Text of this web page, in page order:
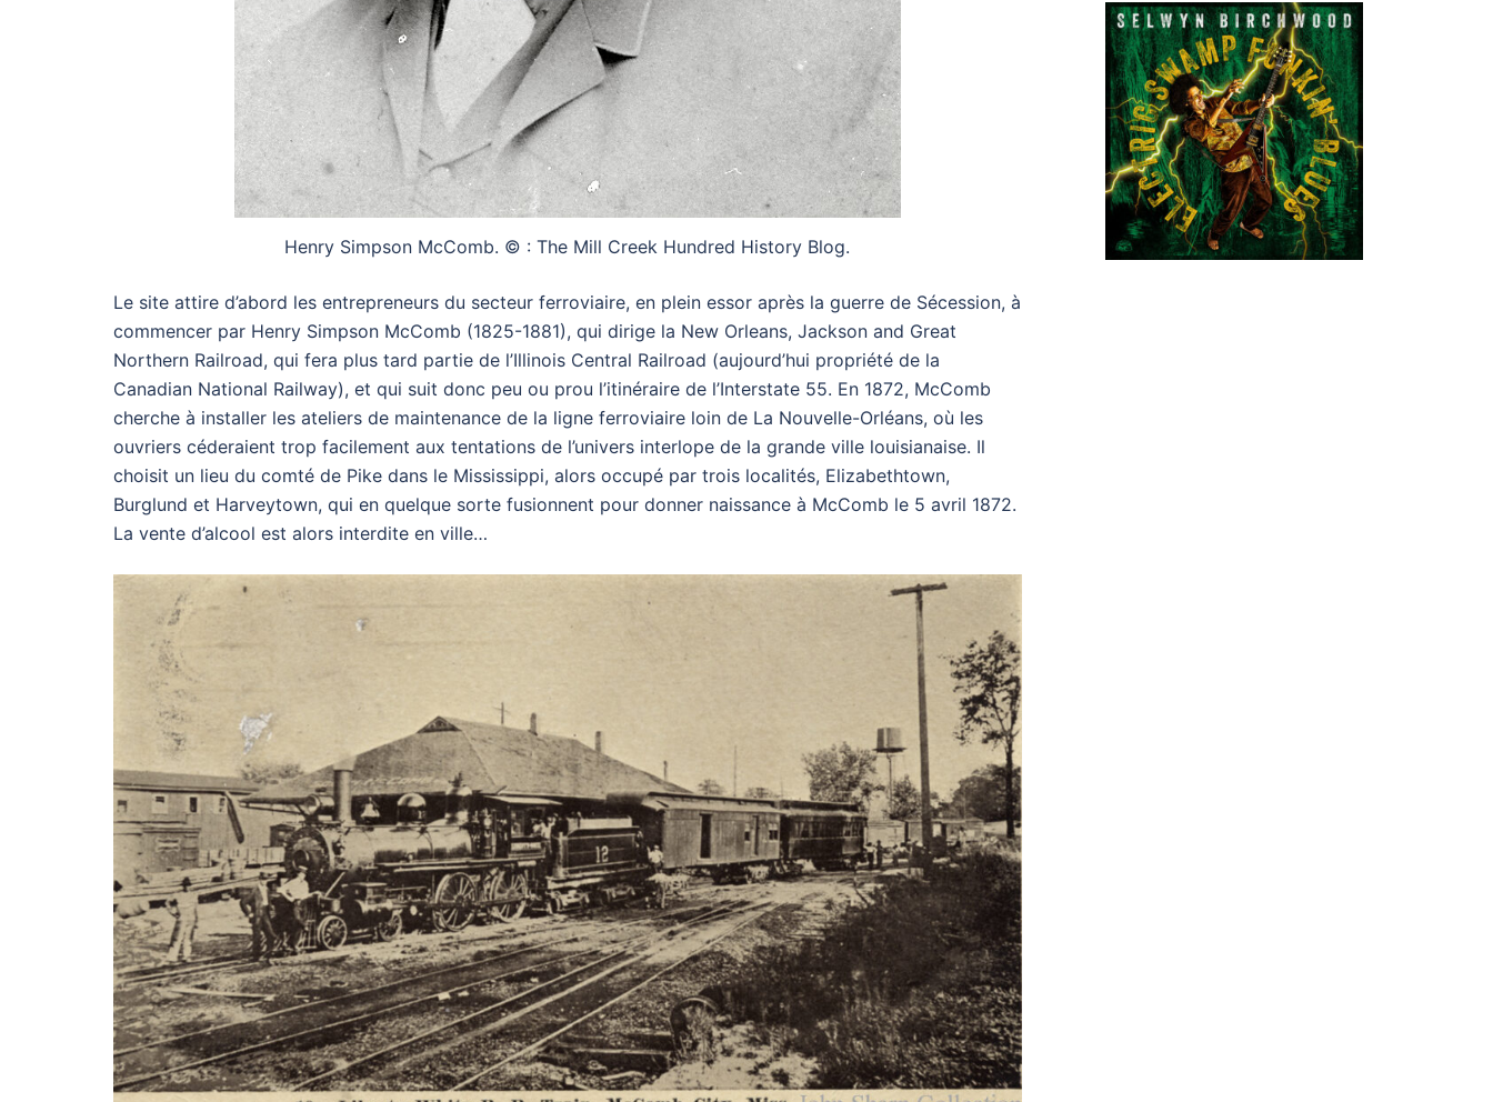
Henry Simpson McComb. © : The Mill Creek Hundred History Blog.
Le site attire d’abord les entrepreneurs du secteur ferroviaire, en plein essor après la guerre de Sécession, à
commencer par Henry Simpson McComb (1825-1881), qui dirige la New Orleans, Jackson and Great
Northern Railroad, qui fera plus tard partie de l’Illinois Central Railroad (aujourd’hui propriété de la
Canadian National Railway), et qui suit donc peu ou prou l’itinéraire de l’Interstate 55. En 1872, McComb
cherche à installer les ateliers de maintenance de la ligne ferroviaire loin de La Nouvelle-Orléans, où les
ouvriers céderaient trop facilement aux tentations de l’univers interlope de la grande ville louisianaise. Il
choisit un lieu du comté de Pike dans le Mississippi, alors occupé par trois localités, Elizabethtown,
Burglund et Harveytown, qui en quelque sorte fusionnent pour donner naissance à McComb le 5 avril 1872.
La vente d’alcool est alors interdite en ville…